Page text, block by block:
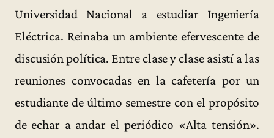
Universidad Nacional a estudiar Ingeniería
Eléctrica. Reinaba un ambiente efervescente de
discusión política. Entre clase y clase asistí a las
reuniones convocadas en la cafetería por un
estudiante de último semestre con el propósito
de echar a andar el periódico «Alta tensión».